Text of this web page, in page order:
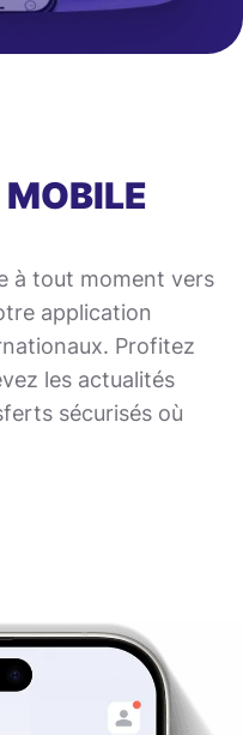
MOBILE
à tout moment vers
application
Profitez
les actualités
sécurisés où